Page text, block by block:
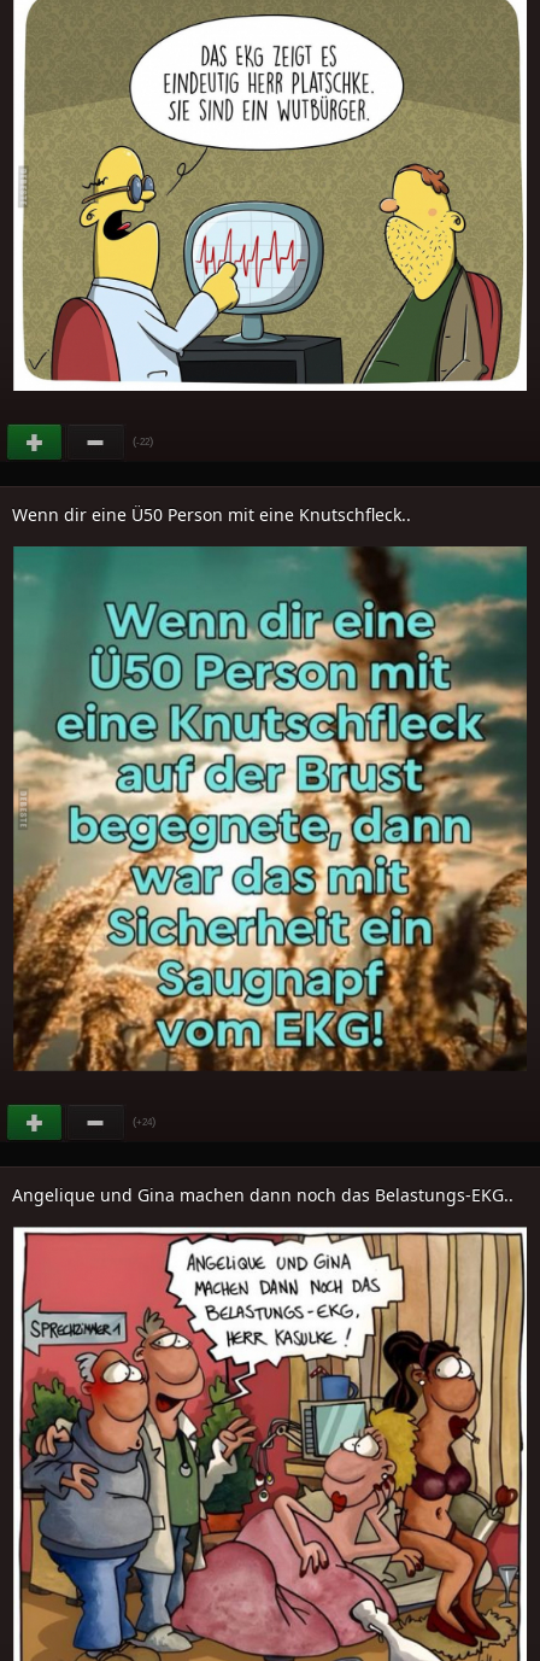
(-22)
Wenn dir eine Ü50 Person mit eine Knutschfleck..
(+24)
Angelique und Gina machen dann noch das Belastungs-EKG..